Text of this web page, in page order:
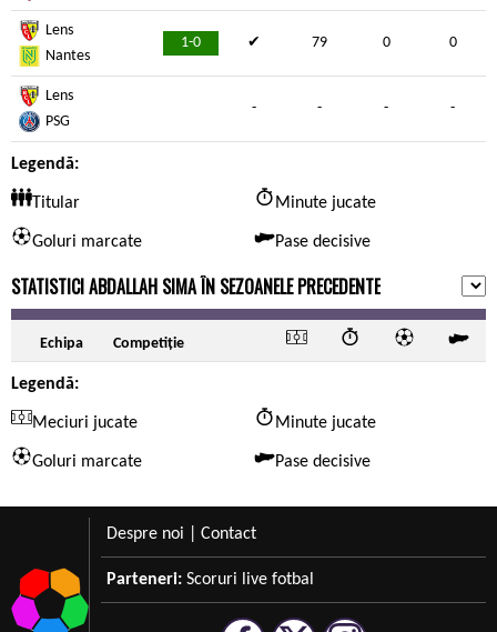
Lens
1-0
Nantes
✔ 79 0 0
Lens
PSG
- - - -
Legendă:
Titular Minute jucate
Goluri marcate Pase decisive
STATISTICI ABDALLAH SIMA ÎN SEZOANELE PRECEDENTE
Echipa Competiție
Legendă:
Meciuri jucate Minute jucate
Goluri marcate Pase decisive
Despre noi Contact
Parteneri: Scoruri live fotbal